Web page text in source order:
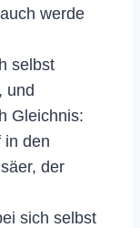
werde
selbst
und
Gleichnis:
in den
der
sich selbst